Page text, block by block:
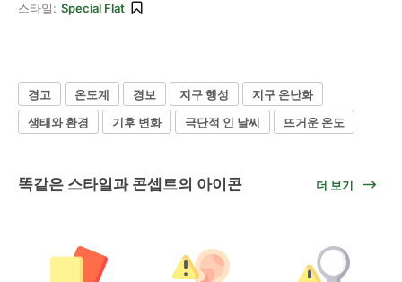
스타일: Special Flat
경고 온도계 경보 지구 행성
지구 온난화
생태와 환경
기후 변화 극단적 인 날씨 뜨거운 온도
똑같은 스타일과 콘셉트의 아이콘 더 보기